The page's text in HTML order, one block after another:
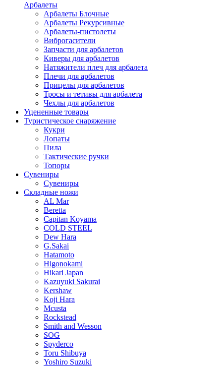
Арбалеты
Арбалеты Блочные
Арбалеты Рекурсивные
Арбалеты-пистолеты
Виброгасители
Запчасти для арбалетов
Киверы для арбалетов
Натяжители плеч для арбалета
Плечи для арбалетов
Прицелы для арбалетов
Тросы и тетивы для арбалета
Чехлы для арбалетов
Уцененные товары
Туристическое снаряжение
Кукри
Лопаты
Пила
Тактические ручки
Топоры
Сувениры
Сувениры
Складные ножи
AL Mar
Beretta
Capitan Koyama
COLD STEEL
Dew Hara
G.Sakai
Hatamoto
Higonokami
Hikari Japan
Kazuyuki Sakurai
Kershaw
Koji Hara
Mcusta
Rockstead
Smith and Wesson
SOG
Spyderco
Toru Shibuya
Yoshiro Suzuki